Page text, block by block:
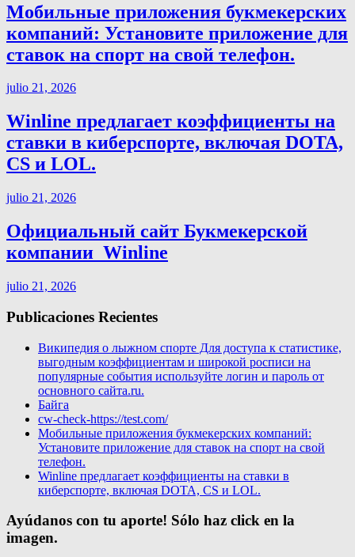
Мобильные приложения букмекерских
компаний: Установите приложение для
ставок на спорт на свой телефон.
julio 21, 2026
Winline предлагает коэффициенты на
ставки в киберспорте, включая DOTA,
CS и LOL.
julio 21, 2026
Официальный сайт Букмекерской
компании ️ Winline
julio 21, 2026
Publicaciones Recientes
Википедия о лыжном спорте Для доступа к статистике,
выгодным коэффициентам и широкой росписи на
популярные события используйте логин и пароль от
основного сайта.ru.
Байга
cw-check-https://test.com/
Мобильные приложения букмекерских компаний:
Установите приложение для ставок на спорт на свой
телефон.
Winline предлагает коэффициенты на ставки в
киберспорте, включая DOTA, CS и LOL.
Ayúdanos con tu aporte! Sólo haz click en la
imagen.